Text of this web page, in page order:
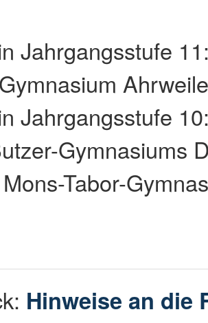
Jahrgangsstufe
Jahrgangsstufe
Gymnasiums
Tabor-
Hinweise an die